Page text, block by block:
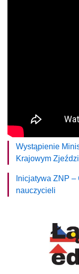
Wystąpienie
Krajowym
Inicjatywa ZNP –
nauczycieli